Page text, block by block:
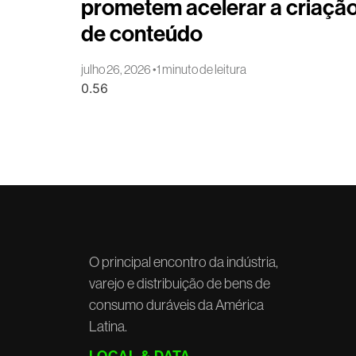
prometem acelerar a
de conteúdo
julho 26, 2026 1 minuto de leitura
O principal encontro da indústria,
varejo e distribuição de bens de
consumo duráveis da América
Latina.